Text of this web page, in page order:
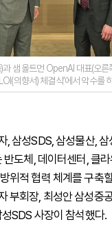
샘 올트먼 OpenAI 대표(오른
의향서) 체결식’에서 악수를
, 삼성SDS, 삼성물산,
도체, 데이터센터, 클
위적 협력 체계를 구축
부회장, 최성안 삼성중
SDS 사장이 참석했다.